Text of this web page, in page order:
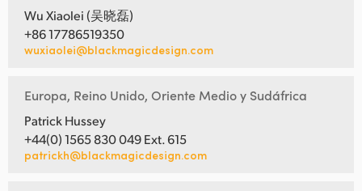
Wu Xiaolei (吴晓磊)
+86 17786519350
wuxiaolei@blackmagicdesign.com
Europa, Reino Unido, Oriente Medio y Sudáfrica
Patrick Hussey
+44(0) 1565 830 049 Ext. 615
patrickh@blackmagicdesign.com